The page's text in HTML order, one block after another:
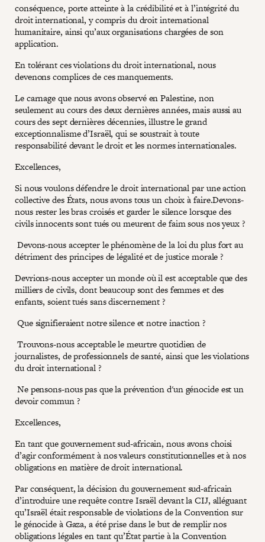
conséquence, porte atteinte à la crédibilité et à l’intégrité du
droit international, y compris du droit international
humanitaire, ainsi qu’aux organisations chargées de son
application.
En tolérant ces violations du droit international, nous
devenons complices de ces manquements.
Le carnage que nous avons observé en Palestine, non
seulement au cours des deux dernières années, mais aussi au
cours des sept dernières décennies, illustre le grand
exceptionnalisme d’Israël, qui se soustrait à toute
responsabilité devant le droit et les normes internationales.
Excellences,
Si nous voulons défendre le droit international par une action
collective des États, nous avons tous un choix à faire.Devons-
nous rester les bras croisés et garder le silence lorsque des
civils innocents sont tués ou meurent de faim sous nos yeux ?
Devons-nous accepter le phénomène de la loi du plus fort au
détriment des principes de légalité et de justice morale ?
Devrions-nous accepter un monde où il est acceptable que des
milliers de civils, dont beaucoup sont des femmes et des
enfants, soient tués sans discernement ?
Que signifieraient notre silence et notre inaction ?
Trouvons-nous acceptable le meurtre quotidien de
journalistes, de professionnels de santé, ainsi que les violations
du droit international ?
Ne pensons-nous pas que la prévention d'un génocide est un
devoir commun ?
Excellences,
En tant que gouvernement sud-africain, nous avons choisi
d’agir conformément à nos valeurs constitutionnelles et à nos
obligations en matière de droit international.
Par conséquent, la décision du gouvernement sud-africain
d’introduire une requête contre Israël devant la CIJ, alléguant
qu’Israël était responsable de violations de la Convention sur
le génocide à Gaza, a été prise dans le but de remplir nos
obligations légales en tant qu’État partie à la Convention